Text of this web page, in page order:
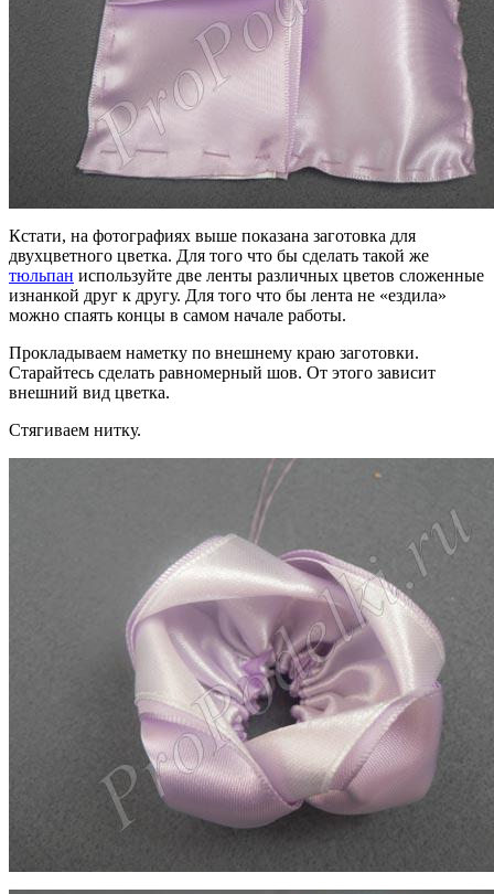
Кстати, на фотографиях выше показана заготовка для
двухцветного цветка. Для того что бы сделать такой же
тюльпан используйте две ленты различных цветов сложенные
изнанкой друг к другу. Для того что бы лента не «ездила»
можно спаять концы в самом начале работы.
Прокладываем наметку по внешнему краю заготовки.
Старайтесь сделать равномерный шов. От этого зависит
внешний вид цветка.
Стягиваем нитку.